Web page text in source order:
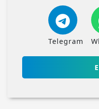
Telegram